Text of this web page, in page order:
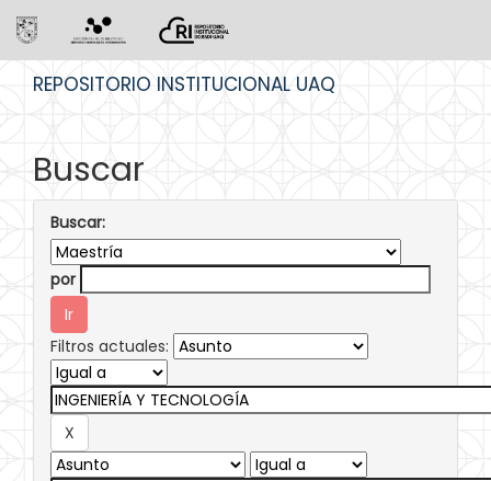
REPOSITORIO INSTITUCIONAL UAQ
Buscar
Buscar:
por
Filtros actuales: